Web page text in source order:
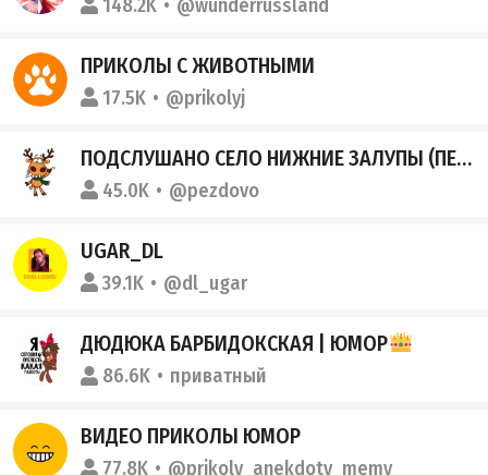
148.2K @wunderrussland
ПРИКОЛЫ С ЖИВОТНЫМИ
17.5K @prikolyj
ПОДСЛУШАНО СЕЛО НИЖНИЕ ЗАЛУПЫ (ПЕЗДОВО)
45.0K @pezdovo
UGAR_DL
39.1K @dl_ugar
ДЮДЮКА БАРБИДОКСКАЯ | ЮМОР
86.6K приватный
ВИДЕО ПРИКОЛЫ ЮМОР
77.8K @prikoly_anekdoty_memy